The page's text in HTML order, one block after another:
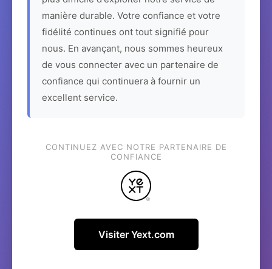
manière durable. Votre confiance et votre
fidélité continues ont tout signifié pour
nous. En avançant, nous sommes heureux
de vous connecter avec un partenaire de
confiance qui continuera à fournir un
excellent service.
CONTINUEZ AVEC NOTRE PARTENAIRE DE
CONFIANCE
Visiter Yext.com